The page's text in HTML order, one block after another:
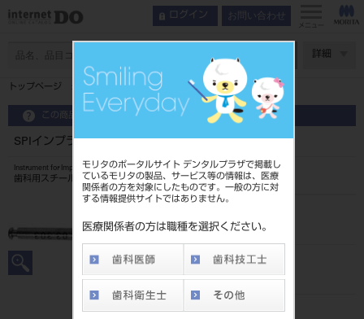
モリタのポータルサイト デンタルプラザで掲載し
ているモリタの製品、サービス等の情報は、医療
関係者の方を対象にしたものです。一般の方に対
する情報提供サイトではありません。
医療関係者の方は職種を選択ください。
ログイン お問い合わせ
メニュー
詳細
トップページ SPIインプラント除去用ドリル ショート
この商品に関するお問い合わせ
SPIインプラント除去用ドリル ショート
Instrument for Implant
歯科用スチールバー
206760197
JAN/EANコード
標準価格